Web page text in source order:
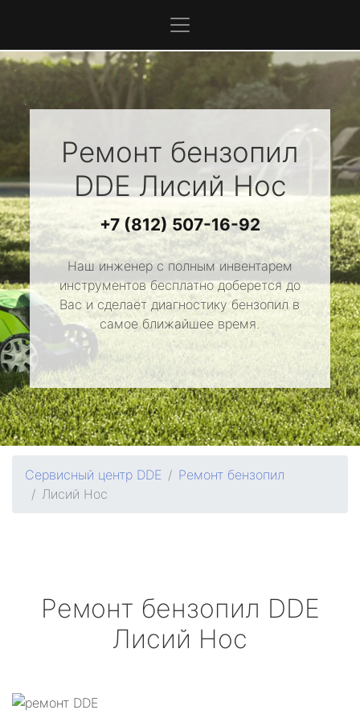
Ремонт бензопил
DDEЛисий Нос
+7 (812) 507-16-92
Наш инженер с полным инвентарем
инструментов бесплатно доберется до
Вас и сделает диагностику бензопил в
самое ближайшее время.
Сервисный центр DDE
Ремонт бензопил
Лисий Нос
Ремонт бензопил DDE
Лисий Нос